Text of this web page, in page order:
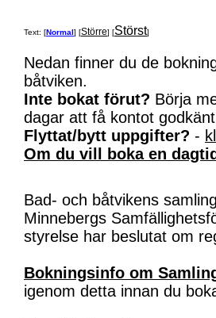
Text: [Normal] [Större] [Störst]
Nedan finner du de
båtviken.
Inte bokat förut? Börja
dagar att få kontot
Flyttat/bytt uppgifter? -
Om du vill boka en
Bad- och båtvikens
Minnebergs
styrelse har beslutat om
Bokningsinfo om
igenom detta innan du